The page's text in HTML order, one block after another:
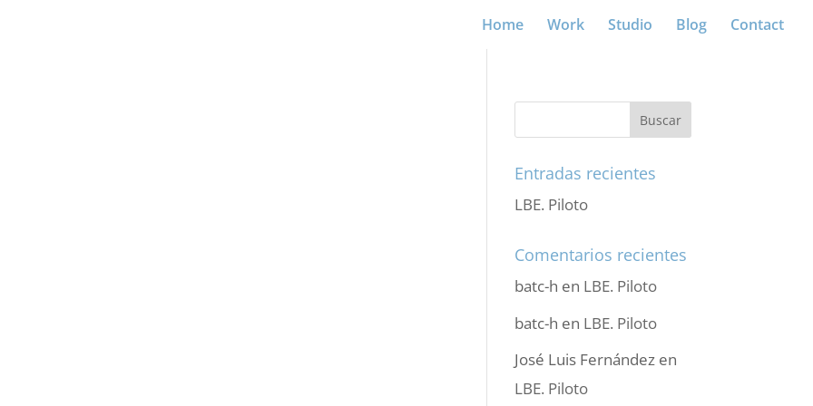
Home Work Studio Blog Contact
Entradas recientes
LBE. Piloto
Comentarios recientes
batc-h en LBE. Piloto
batc-h en LBE. Piloto
José Luis Fernández en
LBE. Piloto